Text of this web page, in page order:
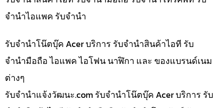
จำนำไอแพค รับจำนำ
รับจำนำโน๊ตบุ๊ค Acer บริการ รับจำนำสินค้าไอที รับ
จำนำมือถือ ไอแพค ไอโฟน นาฬิกา และ ของแบรนด์เนม
ต่างๆ
รับจํานําแจ้งวัฒนะ.com รับจำนำโน๊ตบุ๊ค Acer บริการ รับ